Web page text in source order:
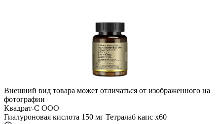
Внешний вид товара может отличаться от изображенного на
фотографии
Квадрат-С ООО
Гиалуроновая кислота 150 мг Тетралаб капс x60